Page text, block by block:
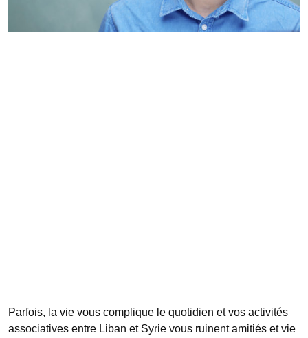
Parfois, la vie vous complique le quotidien et vos activités
associatives entre Liban et Syrie vous ruinent amitiés et vie